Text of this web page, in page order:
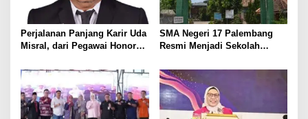
Perjalanan Panjang Karir Uda
Misral, dari Pegawai Honorer
Karir Jabatan Struktural
Eselon III
SMA Negeri 17 Palembang
Resmi Menjadi Sekolah